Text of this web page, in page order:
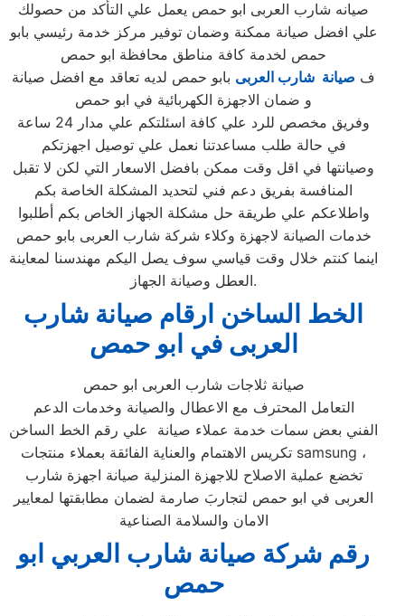
صيانه شارب العربى ابو حمص يعمل علي التأكد من حصولك
علي افضل صيانة ممكنة وضمان توفير مركز خدمة رئيسي بابو
حمص لخدمة كافة مناطق محافظة ابو حمص
ف صيانة شارب العربى بابو حمص لديه تعاقد مع افضل صيانة
و ضمان الاجهزة الكهربائية في ابو حمص
وفريق مخصص للرد علي كافة اسئلتكم علي مدار 24 ساعة
في حالة طلب مساعدتنا نعمل علي توصيل اجهزتكم
وصيانتها في اقل وقت ممكن بافضل الاسعار التي لكن لا تقبل
المنافسة بفريق دعم فني لتحديد المشكلة الخاصة بكم
واطلاعكم علي طريقة حل مشكلة الجهاز الخاص بكم أطلبوا
خدمات الصيانة لاجهزة وكلاء شركة شارب العربى بابو حمص
اينما كنتم خلال وقت قياسي سوف يصل اليكم مهندسنا لمعاينة
العطل وصيانة الجهاز.
الخط الساخن ارقام صيانة شارب
العربى في ابو حمص
صيانة ثلاجات شارب العربى ابو حمص
التعامل المحترف مع الاعطال والصيانة وخدمات الدعم
الفني بعض سمات خدمة عملاء صيانة علي رقم الخط الساخن
تكريس الاهتمام والعناية الفائقة بعملاء منتجات samsung ،
تخضع عملية الاصلاح للاجهزة المنزلية صيانة اجهزة شارب
العربى في ابو حمص لتجاربَ صارمة لضمان مطابقتها لمعايير
الامان والسلامة الصناعية
رقم شركة صيانة شارب العربي ابو
حمص